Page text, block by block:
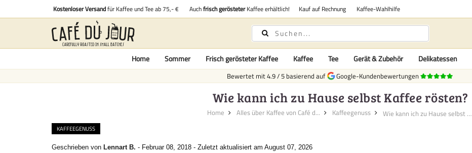
Kostenloser Versandfür Kaffee und Tee ab 75,- € Auchfrisch gerösteterKaffee erhältlich! Kauf auf Rechnung Kaffee-Wahlhilfe
Home Sommer Frisch gerösteter Kaffee Kaffee Tee Gerät & Zubehör Delikatessen
Bewertet mit4.9/5 basierend auf Google-Kundenbewertungen
Wie kann ich zu Hause selbst Kaffee rösten?
Home Alles über Kaffee von Café d... Kaffeegenuss Wie kann ich zu Hause selbst K...
KAFFEEGENUSS
Geschrieben von Lennart B. - Februar 08, 2018 - Zuletzt aktualisiert am August 07, 2026